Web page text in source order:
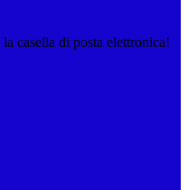
casella di posta elettronica!